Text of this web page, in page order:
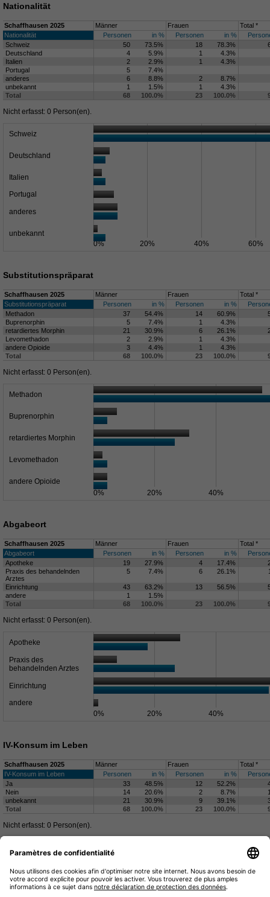
Nationalität
Schaffhausen 2025 Männer Frauen
Total *
Nationalität
Personen in % Personen in %
Schweiz
50 73.5% 18 78.3%
Deutschland
4 5.9% 1
4.3%
Italien
2 2.9% 1
4.3%
Portugal
5
7.4%
anderes
6 8.8% 2
8.7%
unbekannt
1 1.5% 1
4.3%
Total
68 100.0% 23 100.0%
Nicht erfasst: 0 Person(en).
Schweiz
Deutschland
Italien
Portugal
anderes
unbekannt
0%
20% 40% 60%
Substitutionspräparat
Schaffhausen 2025 Männer Frauen
Total *
Substitutionspräparat
Personen in % Personen in %
Methadon
37 54.4% 14 60.9%
Buprenorphin
5 7.4% 1
4.3%
retardiertes Morphin
21 30.9% 6 26.1%
Levomethadon
2 2.9% 1
4.3%
andere Opioide
3 4.4% 1
4.3%
Total
68 100.0% 23 100.0%
Nicht erfasst: 0 Person(en).
Methadon
Buprenorphin
retardiertes Morphin
Levomethadon
andere Opioide
0%
20% 40%
Abgabeort
Schaffhausen 2025 Männer Frauen
Total *
Abgabeort
Personen in % Personen in %
Apotheke
19 27.9% 4 17.4%
Praxis des behandelnden
Arztes
5 7.4% 6 26.1%
Einrichtung 43 63.2% 13 56.5%
andere
1
1.5%
Total
68 100.0% 23 100.0%
Nicht erfasst: 0 Person(en).
Apotheke
Praxis des
behandelnden Arztes
Einrichtung
andere
0%
20% 40%
IV-Konsum im Leben
Schaffhausen 2025 Männer Frauen
Total *
IV-Konsum im Leben
Personen in % Personen in %
Ja
33 48.5% 12 52.2%
Nein
14 20.6% 2 8.7%
unbekannt
21 30.9% 9 39.1%
Total
68 100.0% 23 100.0%
Nicht erfasst: 0 Person(en).
Nein
unbekannt